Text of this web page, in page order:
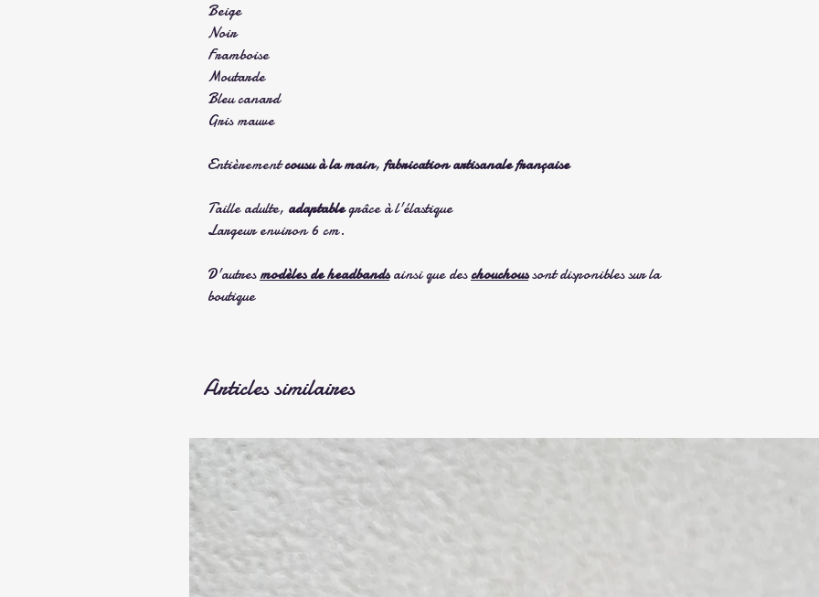
Beige
Noir
Framboise
Moutarde
Bleu canard
Gris mauve
Entièrementcousu à la main,fabrication artisanale française
Taille adulte, adaptablegrâce à l'élastique
Largeur environ 6 cm.
D'autresmodèles de headbandsainsi que deschouchoussont disponibles sur la
boutique
Articles similaires